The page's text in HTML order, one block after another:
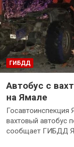
ГИБДД
Автобус с
на Ямале
Госавтоинспекция
вахтовый автобус
сообщает ГИБДД